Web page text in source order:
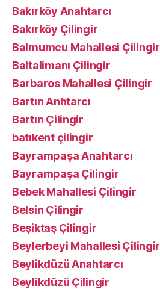
Bakırköy Anahtarcı
Bakırköy Çilingir
Balmumcu Mahallesi Çilingir
Baltalimanı Çilingir
Barbaros Mahallesi Çilingir
Bartın Anhtarcı
Bartın Çilingir
batıkent çilingir
Bayrampaşa Anahtarcı
Bayrampaşa Çilingir
Bebek Mahallesi Çilingir
Belsin Çilingir
Beşiktaş Çilingir
Beylerbeyi Mahallesi Çilingir
Beylikdüzü Anahtarcı
Beylikdüzü Çilingir